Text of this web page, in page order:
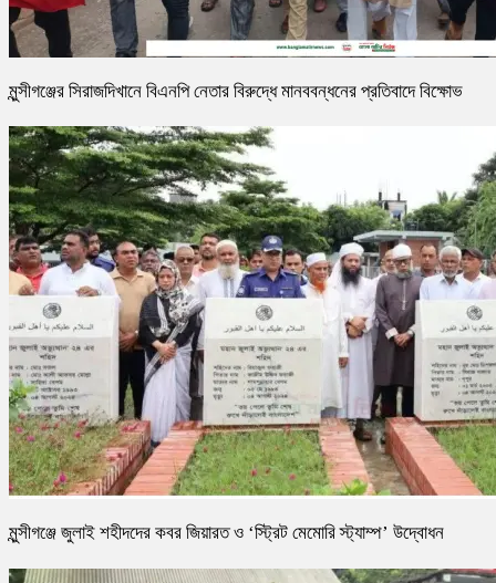
মুন্সীগঞ্জের সিরাজদিখানে বিএনপি নেতার বিরুদ্ধে মানববন্ধনের প্রতিবাদে বিক্ষোভ
মুন্সীগঞ্জে জুলাই শহীদদের কবর জিয়ারত ও ‘স্ট্রিট মেমোরি স্ট্যাম্প’ উদ্বোধন